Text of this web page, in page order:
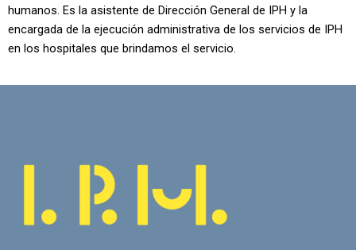
humanos. Es la asistente de Dirección General de IPH y la
encargada de la ejecución administrativa de los servicios de IPH
en los hospitales que brindamos el servicio.